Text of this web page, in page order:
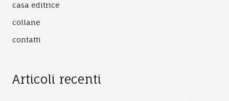
casa editrice
collane
contatti
Articoli recenti